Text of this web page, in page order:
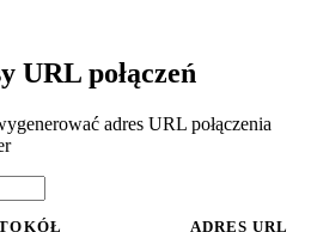
URL połączeń
adres URL połączenia
ADRES URL